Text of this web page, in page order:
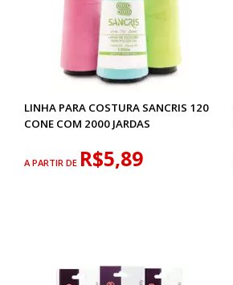
LINHA PARA COSTURA SANCRIS 120
CONE COM 2000 JARDAS
A PARTIR DE R$5,89